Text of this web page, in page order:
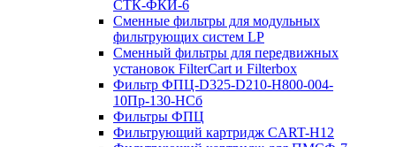
СТК-ФКИ-6
Сменные фильтры для модульных
фильтрующих систем LP
Сменный фильтры для передвижных
установок FilterCart и Filterbox
Фильтр ФПЦ-D325-D210-H800-004-
10Пр-130-НСб
Фильтры ФПЦ
Фильтрующий картридж CART-H12